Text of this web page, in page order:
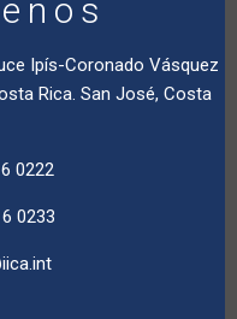
Ipís-Coronado Vásquez
Rica. San José, Costa
0222
0233